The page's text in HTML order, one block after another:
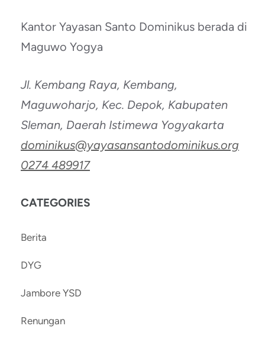
Kantor Yayasan Santo Dominikus berada di
Maguwo Yogya
Jl. Kembang Raya, Kembang,
Maguwoharjo, Kec. Depok, Kabupaten
Sleman, Daerah Istimewa Yogyakarta
dominikus@yayasansantodominikus.org
0274 489917
CATEGORIES
Berita
DYG
Jambore YSD
Renungan